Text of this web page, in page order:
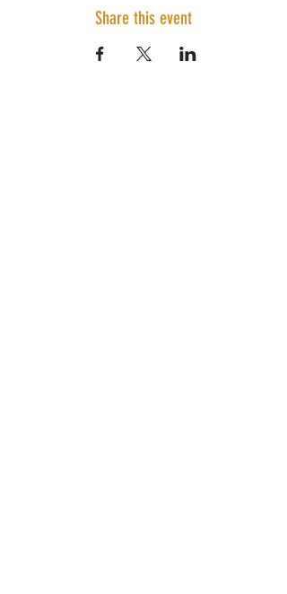
Share this event